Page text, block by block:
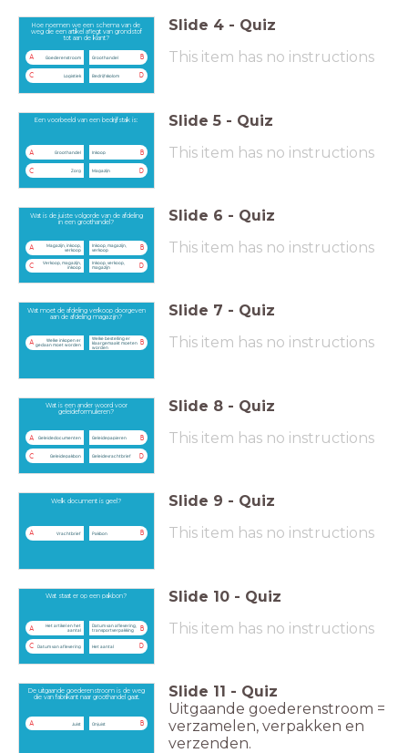
Hoe noemen we een schema van de
weg die een artikel aflegt van grondstof
tot aan de klant?
A Goederenstroom B
Groothandel
C Logistiek D
Bedrijfskolom
Slide 4 - Quiz
This item has no instructions
Een voorbeeld van een bedrijfstak is:
A Groothandel B
Inkoop
C Zorg D
Magazijn
Slide 5 - Quiz
This item has no instructions
Wat is de juiste volgorde van de afdeling
in een groothandel?
A
Magazijn, inkoop,
verkoop
B
Inkoop, magazijn,
verkoop
C
Verkoop, magazijn,
inkoop
D
Inkoop, verkoop,
magazijn
Slide 6 - Quiz
This item has no instructions
Wat moet de afdeling verkoop doorgeven
aan de afdeling magazijn?
A
Welke inkopen er
gedaan moet worden
B
Welke bestelling er
klaargemaakt moeten
worden
Slide 7 - Quiz
This item has no instructions
Wat is een ander woord voor
geleideformulieren?
A Geleidedocumenten B
Geleidepapieren
C Geleidepakbon D
Geleidevrachtbrief
Slide 8 - Quiz
This item has no instructions
Welk document is geel?
A Vrachtbrief B
Pakbon
Slide 9 - Quiz
This item has no instructions
Wat staat er op een pakbon?
A
Het artikel en het
aantal
B
Datum van aflevering,
transportverpakking
C Datum van aflevering D
Het aantal
Slide 10 - Quiz
This item has no instructions
De uitgaande goederenstroom is de weg
die van fabrikant naar groothandel gaat.
A Juist B
Onjuist
Slide 11 - Quiz
Uitgaande goederenstroom =
verzamelen, verpakken en
verzenden.